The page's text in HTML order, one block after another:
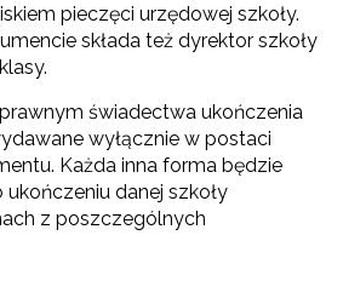
pieczęci urzędowej szkoły.
składa też dyrektor szkoły
świadectwa ukończenia
wyłącznie w postaci
Każda inna forma będzie
danej szkoły
z poszczególnych
bieżąco z najnowszymi